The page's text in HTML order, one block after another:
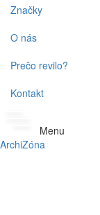
Značky
O nás
Prečo revilo?
Kontakt
Menu
ArchiZóna